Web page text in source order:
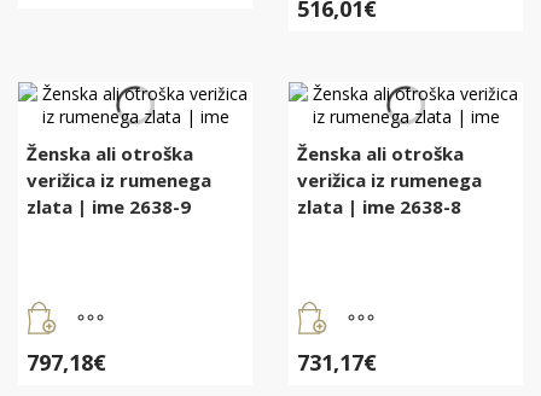
516,01€
Ženska ali otroška
verižica iz rumenega
zlata | ime 2638-9
797,18€
Ženska ali otroška
verižica iz rumenega
zlata | ime 2638-8
731,17€